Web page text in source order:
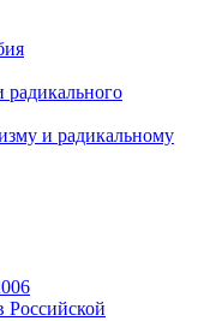
радикального
и радикальному
Российской